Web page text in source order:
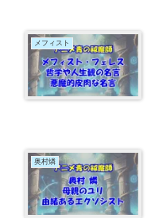
メフィスト
奥村燐